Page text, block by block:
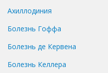
Ахиллодиния
Болезнь Гоффа
Болезнь де Кервена
Болезнь Келлера